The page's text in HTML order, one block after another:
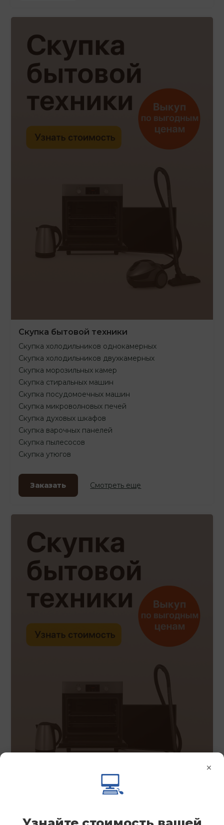
Скупка бытовой техники
Скупка холодильников однокамерных
Скупка холодильников двухкамерных
Скупка морозильных камер
Скупка стиральных машин
Скупка посудомоечных машин
Скупка микроволновых печей
Скупка духовых шкафов
Скупка варочных панелей
Скупка пылесосов
Скупка утюгов
Заказать Смотреть еще
×
💻